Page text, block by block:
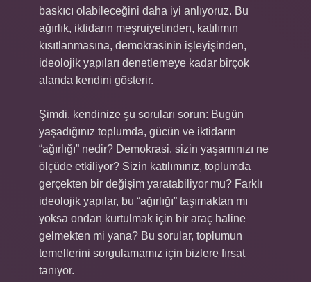
baskıcı olabileceğini daha iyi anlıyoruz. Bu
ağırlık, iktidarın meşruiyetinden, katılımın
kısıtlanmasına, demokrasinin işleyişinden,
ideolojik yapıları denetlemeye kadar birçok
alanda kendini gösterir.
Şimdi, kendinize şu soruları sorun: Bugün
yaşadığınız toplumda, gücün ve iktidarın
“ağırlığı” nedir? Demokrasi, sizin yaşamınızı ne
ölçüde etkiliyor? Sizin katılımınız, toplumda
gerçekten bir değişim yaratabiliyor mu? Farklı
ideolojik yapılar, bu “ağırlığı” taşımaktan mı
yoksa ondan kurtulmak için bir araç haline
gelmekten mi yana? Bu sorular, toplumun
temellerini sorgulamamız için bizlere fırsat
tanıyor.